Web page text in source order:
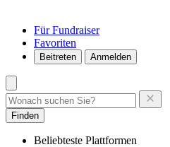
Für Fundraiser
Favoriten
Beitreten Anmelden
Finden
Beliebteste Plattformen